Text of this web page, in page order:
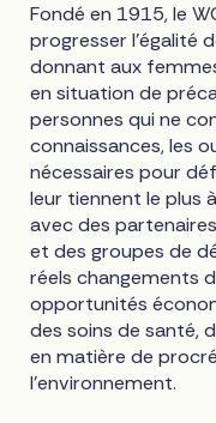
Fondé en 1915, le
progresser l'égalité
donnant aux
en situation de
personnes qui ne
connaissances, les
nécessaires pour
leur tiennent le plus
avec des
et des groupes de
réels changements
opportunités
des soins de santé,
en matière de
l'environnement.